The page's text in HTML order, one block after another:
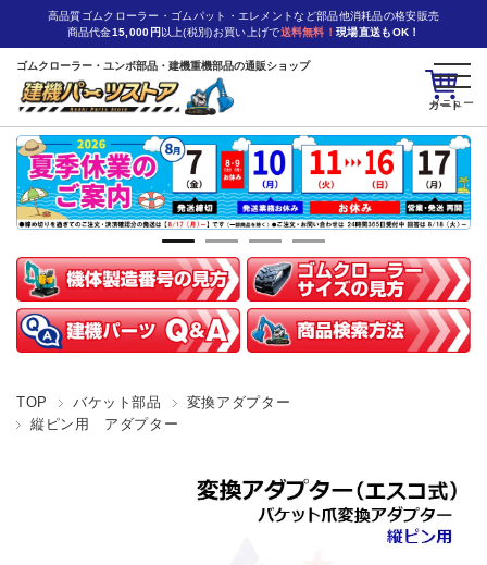
カート
高品質ゴムクローラー・ゴムパット・エレメントなど部品他消耗品の格安販売
商品代金15,000円 以上(税別)お買い上げで送料無料！ 現場直送もOK！
ゴムクローラー・ユンボ部品・建機重機部品の通販ショップ
TOP バケット部品
変換アダプター
縦ピン用 アダプター